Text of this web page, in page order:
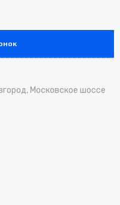
Московское шоссе